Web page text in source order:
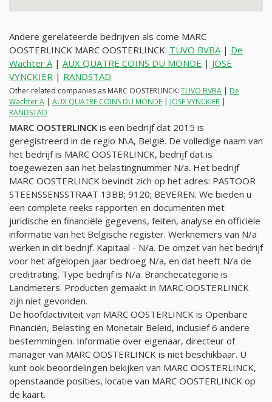
Andere gerelateerde bedrijven als come MARC
OOSTERLINCK MARC OOSTERLINCK: TUVO BVBA| De
Wachter A| AUX QUATRE COINS DU MONDE | JOSE
VYNCKIER | RANDSTAD
Other related companies as MARC OOSTERLINCK: TUVO BVBA | De
Wachter A | AUX QUATRE COINS DU MONDE | JOSE VYNCKIER |
RANDSTAD
MARC OOSTERLINCK is een bedrijf dat 2015 is
geregistreerd in de regio N\A, België. De volledige naam van
het bedrijf is MARC OOSTERLINCK, bedrijf dat is
toegewezen aan het belastingnummer N/a. Het bedrijf
MARC OOSTERLINCK bevindt zich op het adres: PASTOOR
STEENSSENSSTRAAT 13BB; 9120; BEVEREN. We bieden u
een complete reeks rapporten en documenten met
juridische en financiële gegevens, feiten, analyse en officiële
informatie van het Belgische register. Werknemers van N/a
werken in dit bedrijf. Kapitaal - N/a. De omzet van het bedrijf
voor het afgelopen jaar bedroeg N/a, en dat heeft N/a de
creditrating. Type bedrijf is N/a. Branchecategorie is
Landmeters. Producten gemaakt in MARC OOSTERLINCK
zijn niet gevonden.
De hoofdactiviteit van MARC OOSTERLINCK is Openbare
Financiën, Belasting en Monetair Beleid, inclusief 6 andere
bestemmingen. Informatie over eigenaar, directeur of
manager van MARC OOSTERLINCK is niet beschikbaar. U
kunt ook beoordelingen bekijken van MARC OOSTERLINCK,
openstaande posities, locatie van MARC OOSTERLINCK op
de kaart.